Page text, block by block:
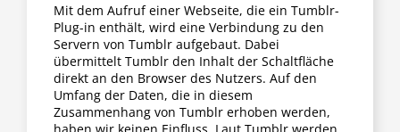
Mit dem Aufruf einer Webseite, die ein Tumblr-
Plug-in enthält, wird eine Verbindung zu den
Servern von Tumblr aufgebaut. Dabei
übermittelt Tumblr den Inhalt der Schaltfläche
direkt an den Browser des Nutzers. Auf den
Umfang der Daten, die in diesem
Zusammenhang von Tumblr erhoben werden,
haben wir keinen Einfluss. Laut Tumblr werden